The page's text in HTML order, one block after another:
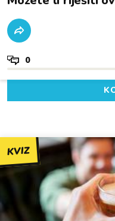
0
KVIZ